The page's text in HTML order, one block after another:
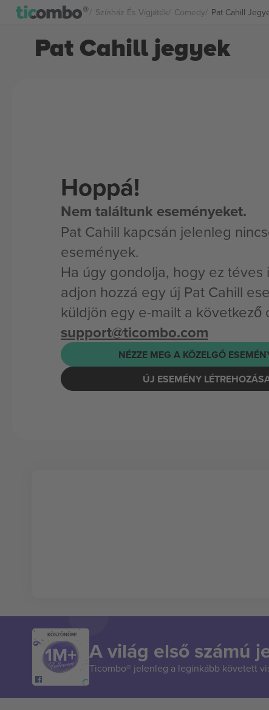
Színház És Vígjáték Comedy Pat Cahill
Pat Cahill jegyek
Hoppá!
Nem találtunk eseményeket.
Pat Cahill kapcsán jelenleg
események.
Ha úgy gondolja, hogy ez téves
adjon hozzá egy új Pat Cahill
küldjön egy e-mailt a következő
support@ticombo.com
NÉZZE MEG A KÖZELGŐ
ÚJ ESEMÉNY
KÖSZÖNÖM!
A világ első számú
Ticombo® jelenleg a leginkább követett